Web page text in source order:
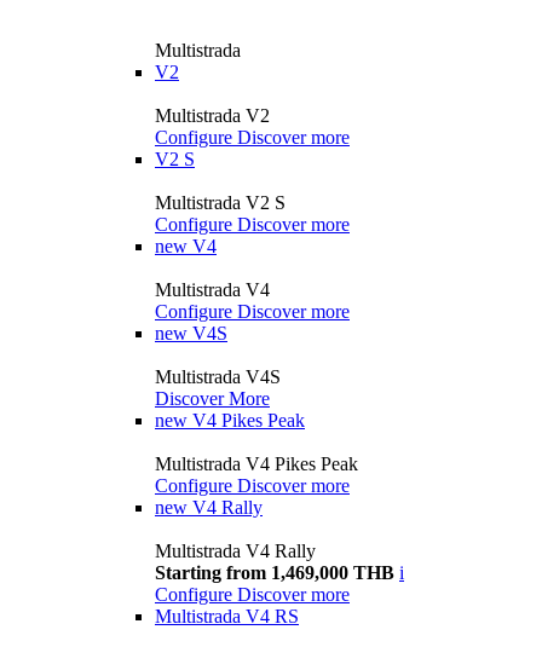
Multistrada
V2
Multistrada V2
Configure Discover more
V2 S
Multistrada V2 S
Configure Discover more
new V4
Multistrada V4
Configure Discover more
new V4S
Multistrada V4S
Discover More
new V4 Pikes Peak
Multistrada V4 Pikes Peak
Configure Discover more
new V4 Rally
Multistrada V4 Rally
Starting from 1,469,000 THB i
Configure Discover more
Multistrada V4 RS